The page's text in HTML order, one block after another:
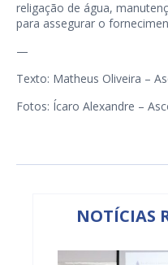
religação de água,
para assegurar o
—
Texto: Matheus Oliveira –
Fotos: Ícaro Alexandre –
NOTÍCIAS